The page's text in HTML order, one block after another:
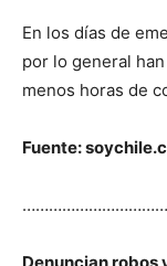
En los días de
por lo general
menos horas de
Fuente:
Denuncian robos